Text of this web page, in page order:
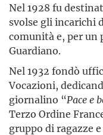
Nel 1928 fu
svolse gli incarichi
comunità e, per un
Guardiano.
Nel 1932 fondò
Vocazioni,
giornalino “Pacee
Terzo Ordine
gruppo di ragazze